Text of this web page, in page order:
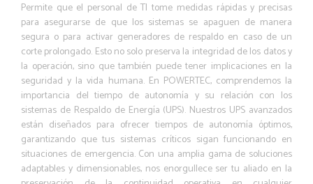
Permite que el personal de TI tome medidas rápidas y precisas
para asegurarse de que los sistemas se apaguen de manera
segura o para activar generadores de respaldo en caso de un
corte prolongado. Esto no solo preserva la integridad de los datos y
la operación, sino que también puede tener implicaciones en la
seguridad y la vida humana. En POWERTEC, comprendemos la
importancia del tiempo de autonomía y su relación con los
sistemas de Respaldo de Energía (UPS). Nuestros UPS avanzados
están diseñados para ofrecer tiempos de autonomía óptimos,
garantizando que tus sistemas críticos sigan funcionando en
situaciones de emergencia. Con una amplia gama de soluciones
adaptables y dimensionables, nos enorgullece ser tu aliado en la